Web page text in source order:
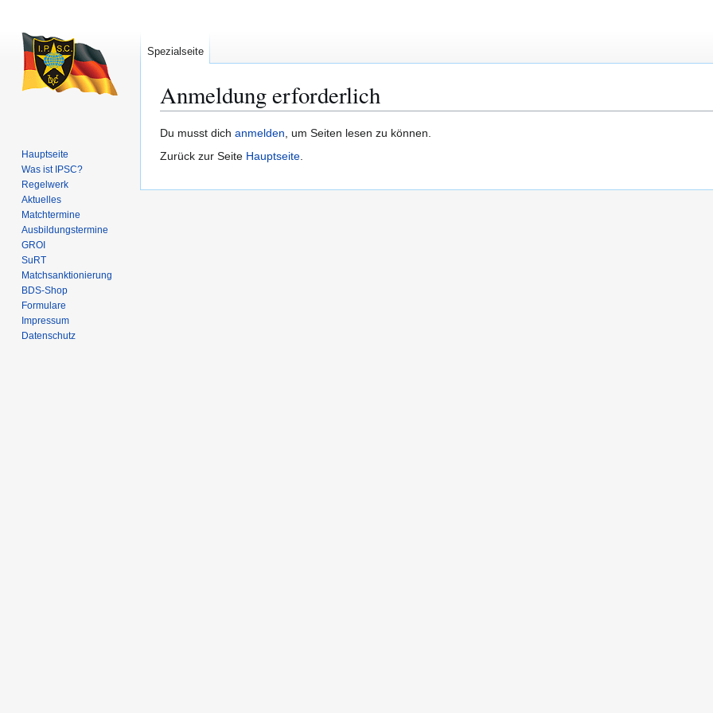
Anmeldung erforderlich
Zur
Navigation
Zur
Suche
Du musst dich anmelden, um Seiten lesen zu können.
Zurück zur Seite Hauptseite.
Spezialseite
Hauptseite
Was ist IPSC?
Regelwerk
Aktuelles
Matchtermine
Ausbildungs­termine
GROI
SuRT
Match­sanktionierung
BDS-Shop
Formulare
Impressum
Datenschutz